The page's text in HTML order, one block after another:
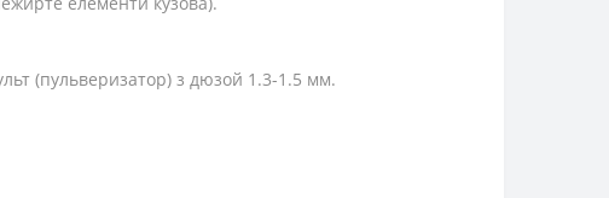
(пульверизатор) з дюзой 1.3-1.5 мм.